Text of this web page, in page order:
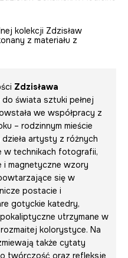
kolekcji Zdzisław
z materiału z
Zdzisława
świata sztuki pełnej
we współpracy z
– rodzinnym mieście
artysty z różnych
w technikach fotografii,
i magnetyczne wzory
się w
postacie i
gotyckie katedry,
utrzymane w
kolorystyce. Na
także cytaty
twórczość oraz refleksje